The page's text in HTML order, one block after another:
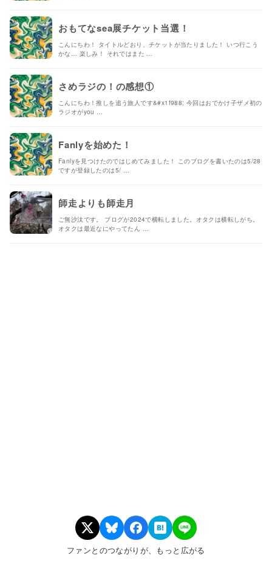
おもてなsea展チケット当選！
こんにちわ！ タイトルどおり、チケットが当たりました！ いつ行こう
かな… 楽しみ！ それではまた …
さめラジの！の感想①
こんにちわ！推しを追う旅人です&#x1f988; 今回はおでかけ子ザメ初の
ラジオがyou …
Fanlyを始めた！
Fanlyを見つけたのではじめてみました！ このブログを書いたのは5/28
ですが登録したのは5/ …
師走よりも師走月
ご無沙汰です。 ブログが2024で横転しました。オタクは横転しがち。
オタクは最近なにやってたん …
ファンとのつながりが、もっと広がる